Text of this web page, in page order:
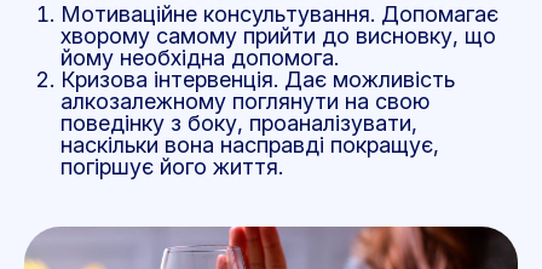
Мотиваційне консультування. Допомагає
хворому самому прийти до висновку, що
йому необхідна допомога.
Кризова інтервенція. Дає можливість
алкозалежному поглянути на свою
поведінку з боку, проаналізувати,
наскільки вона насправді покращує,
погіршує його життя.